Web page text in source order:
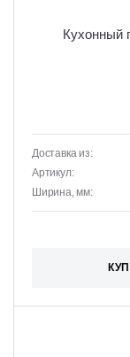
Кухонный
Доставка из:
Артикул:
Ширина, мм: